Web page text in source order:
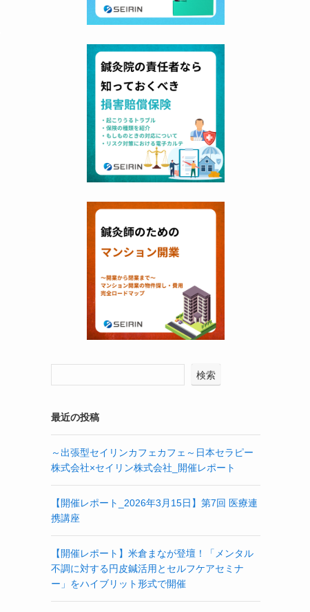
検索
最近の投稿
～出張型セイリンカフェカフェ～日本セラピー
株式会社×セイリン株式会社_開催レポート
【開催レポート_2026年3月15日】第7回 医療連
携講座
【開催レポート】米倉まなが登壇！「メンタル
不調に対する円皮鍼活用とセルフケアセミナ
ー」をハイブリット形式で開催